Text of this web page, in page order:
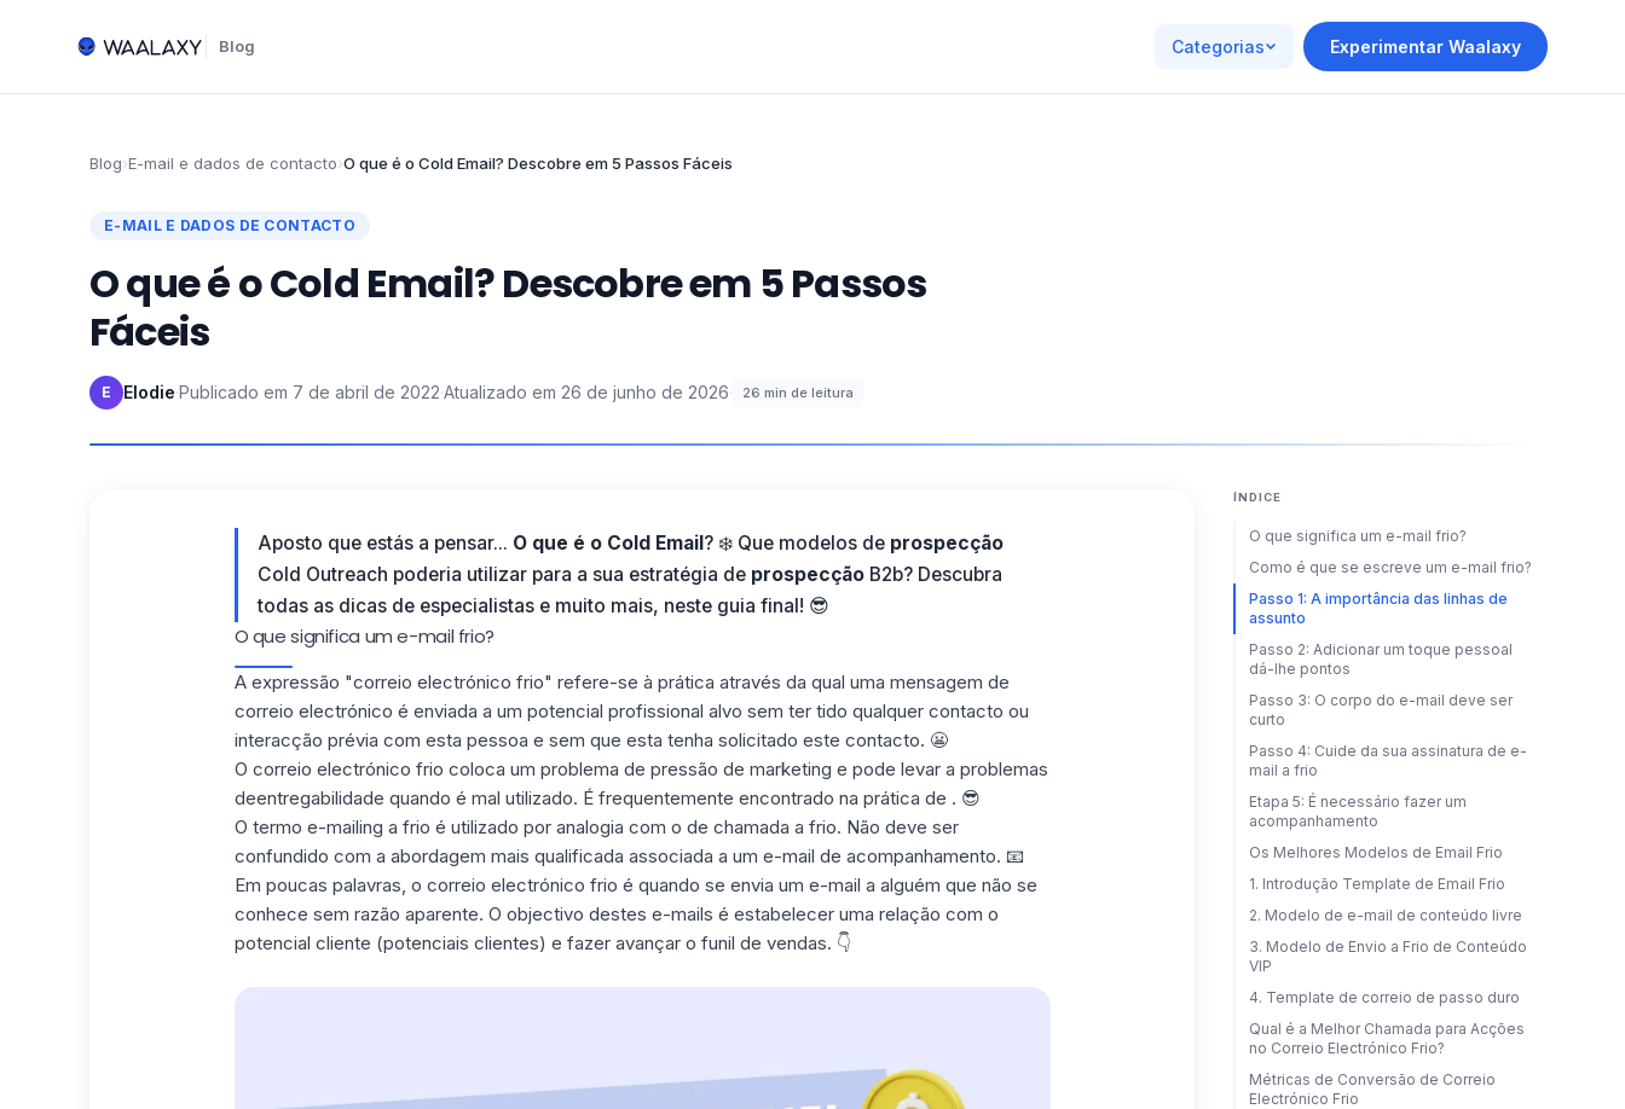
Blog Categorias Experimentar Waalaxy
Blog›E-mail e dados de contacto›O que é o Cold Email? Descobre em 5 Passos Fáceis
E-MAIL E DADOS DE CONTACTO
O que é o Cold Email? Descobre em 5 Passos
Fáceis
E Elodie·Publicado em 7 de abril de 2022·Atualizado em 26 de junho de 2026· 26 min de leitura
Aposto que estás a pensar... O que é o Cold Email? ❄️ Que modelos de prospecção
Cold Outreach poderia utilizar para a sua estratégia de prospecçãoB2b? Descubra
todas as dicas de especialistas e muito mais, neste guia final! 😎
O que significa um e-mail frio?
A expressão "correio electrónico frio" refere-se à prática através da qual uma mensagem de
correio electrónico é enviada a um potencial profissional alvo sem ter tido qualquer contacto ou
interacção prévia com esta pessoa e sem que esta tenha solicitado este contacto. 😬
O correio electrónico frio coloca um problema de pressão de marketing e pode levar a problemas
deentregabilidade quando é mal utilizado. É frequentemente encontrado na prática de . 😎
O termo e-mailing a frio é utilizado por analogia com o de chamada a frio. Não deve ser
confundido com a abordagem mais qualificada associada a um e-mail de acompanhamento. 📧
Em poucas palavras, o correio electrónico frio é quando se envia um e-mail a alguém que não se
conhece sem razão aparente. O objectivo destes e-mails é estabelecer uma relação com o
potencial cliente (potenciais clientes) e fazer avançar o funil de vendas. 👇
ÍNDICE
O que significa um e-mail frio?
Como é que se escreve um e-mail frio?
Passo 1: A importância das linhas de
assunto
Passo 2: Adicionar um toque pessoal
dá-lhe pontos
Passo 3: O corpo do e-mail deve ser
curto
Passo 4: Cuide da sua assinatura de e-
mail a frio
Etapa 5: É necessário fazer um
acompanhamento
Os Melhores Modelos de Email Frio
1. Introdução Template de Email Frio
2. Modelo de e-mail de conteúdo livre
3. Modelo de Envio a Frio de Conteúdo
VIP
4. Template de correio de passo duro
Qual é a Melhor Chamada para Acções
no Correio Electrónico Frio?
Métricas de Conversão de Correio
Electrónico Frio